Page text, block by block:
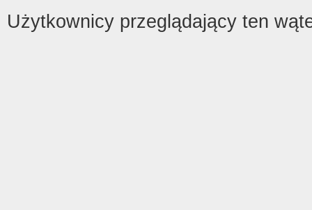
Użytkownicy przeglądający ten